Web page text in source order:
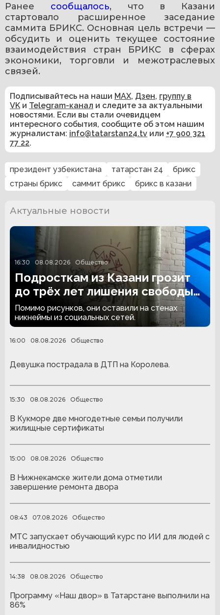
Ранее сообщалось, что в Казани
стартовало расширенное заседание
саммита БРИКС. Основная цель встречи —
обсудить и оценить текущее состояние
взаимодействия стран БРИКС в сферах
экономики, торговли и межотраслевых
связей.
Подписывайтесь на наши MAX, Дзен, группу в
VK и Telegram-канал и следите за актуальными
новостями. Если вы стали очевидцем
интересного события, сообщите об этом нашим
журналистам: info@tatarstan24.tv или +7 900 321
77 22.
президент узбекистана татарстан 24
брикс
страны брикс
саммит брикс брикс в казани
Актуальные новости
16:30 08.08.2026 Общество
Подросткам из Казани грозит
до трёх лет лишения свободы
за граффити
Помимо рисунков, они оставили на стенах
никнеймы из социальных сетей.
16:00 08.08.2026 Общество
Девушка пострадала в ДТП на Королева.
15:30 08.08.2026 Общество
В Кукморе две многодетные семьи получили
жилищные сертификаты
15:00 08.08.2026 Общество
В Нижнекамске жители дома отметили
завершение ремонта двора
08:43 07.08.2026 Общество
МТС запускает обучающий курс по ИИ для людей с
инвалидностью
14:38 08.08.2026 Общество
Программу «Наш двор» в Татарстане выполнили на
86%